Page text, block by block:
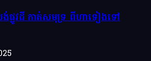
លូវដី កាត់សមុទ្រ ពីហាទៀងទៅ